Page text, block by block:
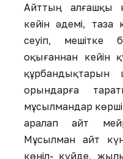
Айттың алғашқы
кейін әдемі, таза
сеуіп, мешітке
оқығаннан кейін
орындарға
мұсылмандар
аралап айт
Мұсылман айт
көніл- күйде,